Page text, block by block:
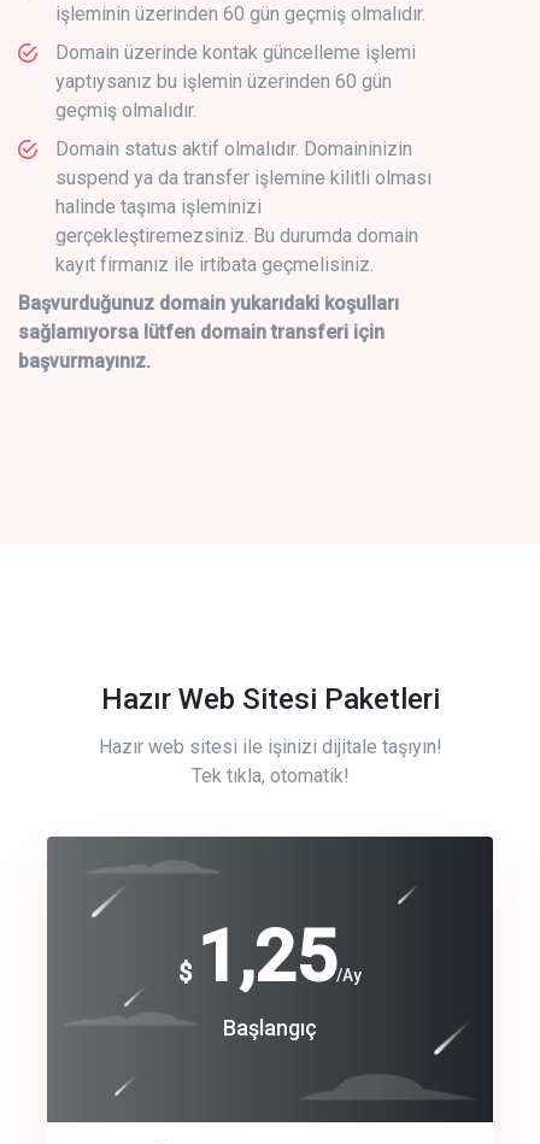
işleminin üzerinden 60 gün geçmiş olmalıdır.
Domain üzerinde kontak güncelleme işlemi
yaptıysanız bu işlemin üzerinden 60 gün
geçmiş olmalıdır.
Domain status aktif olmalıdır. Domaininizin
suspend ya da transfer işlemine kilitli olması
halinde taşıma işleminizi
gerçekleştiremezsiniz. Bu durumda domain
kayıt firmanız ile irtibata geçmelisiniz.
Başvurduğunuz domain yukarıdaki koşulları
sağlamıyorsa lütfen domain transferi için
başvurmayınız.
Hazır Web Sitesi Paketleri
Hazır web sitesi ile işinizi dijitale taşıyın!
Tek tıkla, otomatik!
$ 1,25/Ay
Başlangıç
Free
Basic